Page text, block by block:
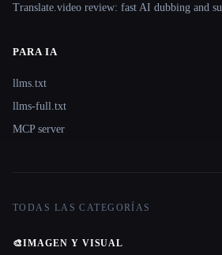
Translate.video review: fast AI dubbing and
PARA IA
llms.txt
llms-full.txt
MCP server
TODAS LAS CATEGORÍAS
🎨IMAGEN Y VISUAL